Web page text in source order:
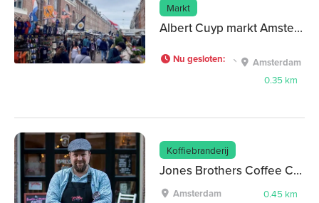
Markt
Albert Cuyp markt Amsterdam
Nu gesloten:
Amsterdam
0.35 km
Koffiebranderij
Jones Brothers Coffee Company
Amsterdam 0.45 km